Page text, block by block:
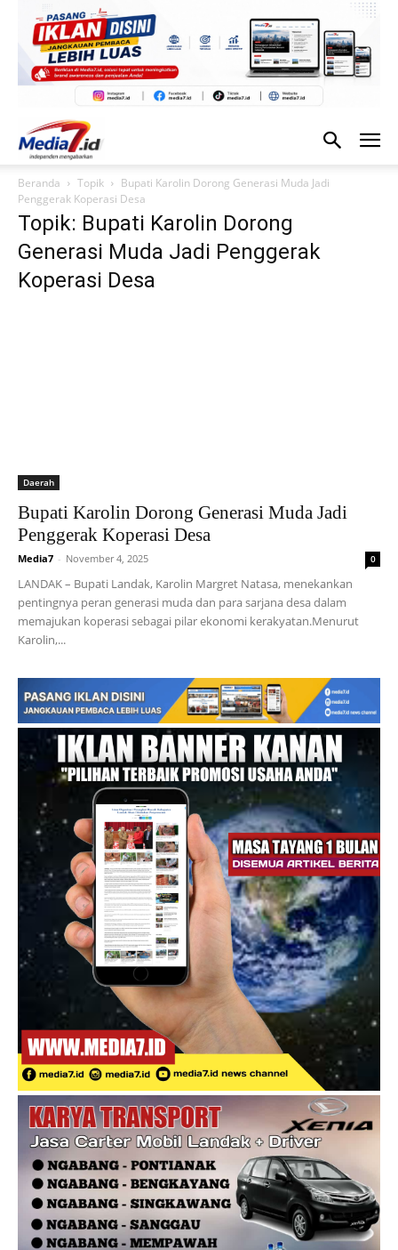
Beranda Topik
Bupati Karolin Dorong Generasi Muda Jadi
Penggerak Koperasi Desa
Topik: Bupati Karolin Dorong
Generasi Muda Jadi Penggerak
Koperasi Desa
Daerah
Bupati Karolin Dorong Generasi Muda Jadi
Penggerak Koperasi Desa
Media7 - November 4, 2025 0
LANDAK – Bupati Landak, Karolin Margret Natasa, menekankan
pentingnya peran generasi muda dan para sarjana desa dalam
memajukan koperasi sebagai pilar ekonomi kerakyatan.Menurut
Karolin,...